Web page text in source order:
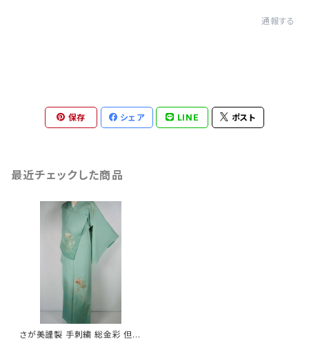
通報する
保存 シェア LINE ポスト
最近チェックした商品
さが美謹製 手刺繍 総金彩 但馬